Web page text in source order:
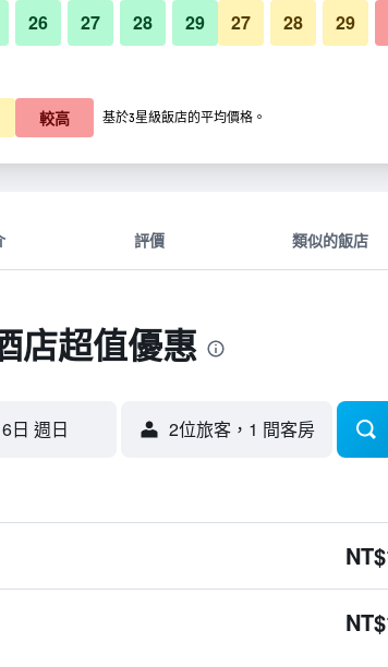
查看優惠
評價 類似的飯店
店超值優惠
日 週日 2位旅客，1 間客房
26 27 28 29 27 28 29
較高 基於3星級飯店的平均價格。